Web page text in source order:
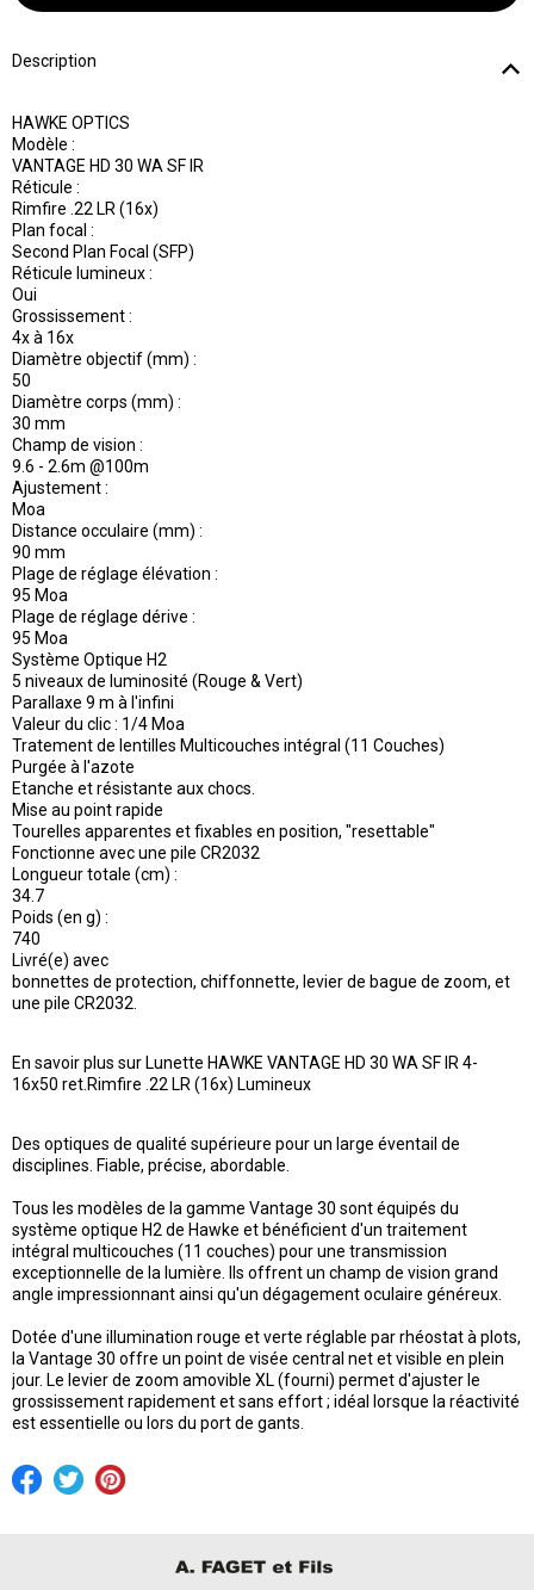
Description
HAWKE OPTICS
Modèle :
VANTAGE HD 30 WA SF IR
Réticule :
Rimfire .22 LR (16x)
Plan focal :
Second Plan Focal (SFP)
Réticule lumineux :
Oui
Grossissement :
4x à 16x
Diamètre objectif (mm) :
50
Diamètre corps (mm) :
30 mm
Champ de vision :
9.6 - 2.6m @100m
Ajustement :
Moa
Distance occulaire (mm) :
90 mm
Plage de réglage élévation :
95 Moa
Plage de réglage dérive :
95 Moa
Système Optique H2
5 niveaux de luminosité (Rouge & Vert)
Parallaxe 9 m à l'infini
Valeur du clic : 1/4 Moa
Tratement de lentilles Multicouches intégral (11 Couches)
Purgée à l'azote
Etanche et résistante aux chocs.
Mise au point rapide
Tourelles apparentes et fixables en position, "resettable"
Fonctionne avec une pile CR2032
Longueur totale (cm) :
34.7
Poids (en g) :
740
Livré(e) avec
bonnettes de protection, chiffonnette, levier de bague de zoom, et
une pile CR2032.
En savoir plus sur Lunette HAWKE VANTAGE HD 30 WA SF IR 4-
16x50 ret.Rimfire .22 LR (16x) Lumineux
Des optiques de qualité supérieure pour un large éventail de
disciplines. Fiable, précise, abordable.
Tous les modèles de la gamme Vantage 30 sont équipés du
système optique H2 de Hawke et bénéficient d'un traitement
intégral multicouches (11 couches) pour une transmission
exceptionnelle de la lumière. Ils offrent un champ de vision grand
angle impressionnant ainsi qu'un dégagement oculaire généreux.
Dotée d'une illumination rouge et verte réglable par rhéostat à plots,
la Vantage 30 offre un point de visée central net et visible en plein
jour. Le levier de zoom amovible XL (fourni) permet d'ajuster le
grossissement rapidement et sans effort ; idéal lorsque la réactivité
est essentielle ou lors du port de gants.